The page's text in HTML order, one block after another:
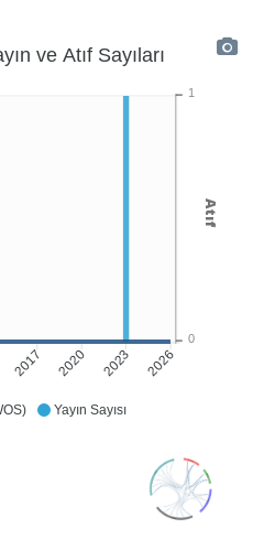
Yayın Sayısı
2017 2020 2023 2026
ve Atıf Sayıları
1
0
Atıf